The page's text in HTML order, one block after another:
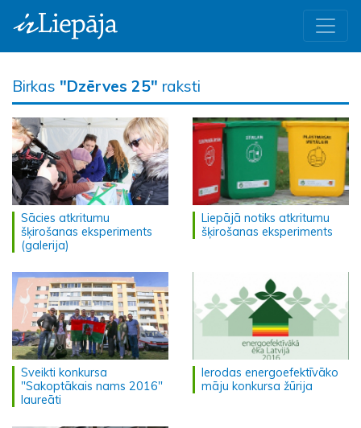
Birkas "Dzērves 25" raksti
Sācies atkritumu
šķirošanas eksperiments
(galerija)
Liepājā notiks atkritumu
šķirošanas eksperiments
Sveikti konkursa
"Sakoptākais nams 2016"
laureāti
Ierodas energoefektīvāko
māju konkursa žūrija